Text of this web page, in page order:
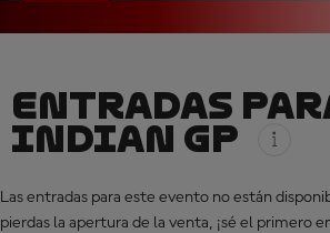
ENTRADAS
INDIAN GP
Las entradas para este evento no están
pierdas la apertura de la venta, ¡sé el primero